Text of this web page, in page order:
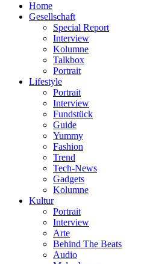
Home
Gesellschaft
Special Report
Interview
Kolumne
Talkbox
Portrait
Lifestyle
Portrait
Interview
Fundstück
Guide
Yummy
Fashion
Trend
Tech-News
Gadgets
Kolumne
Kultur
Portrait
Interview
Arte
Behind The Beats
Audio